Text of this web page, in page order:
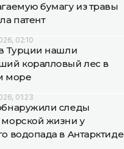
бумагу из травы
патент
02:10
Турции нашли
коралловый лес в
море
01:23
следы
жизни у
водопада в Антарктиде